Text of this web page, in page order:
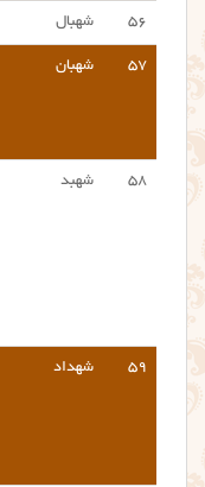
۵۶ شهبال
۵۷ شهبان
۵۸ شهبد
۵۹ شهداد